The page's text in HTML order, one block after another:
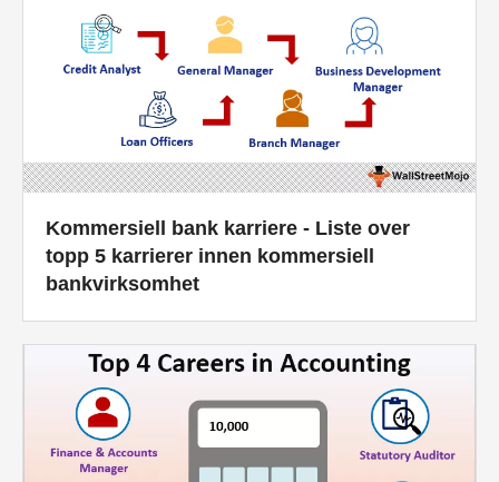
Kommersiell bank karriere - Liste over
topp 5 karrierer innen kommersiell
bankvirksomhet